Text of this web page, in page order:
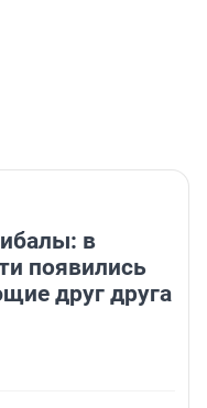
в
появились
друг друга